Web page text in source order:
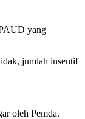
yang
jumlah insentif
oleh Pemda.